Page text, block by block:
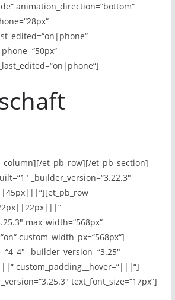
animation_direction=“bottom“
et_pb_row][/et_pb_section]
_builder_version=“3.22.3″
max_width=“568px“
custom_width_px=“568px“]
_builder_version=“3.25″
custom_padding__hover=“|||“]
text_font_size=“17px“]